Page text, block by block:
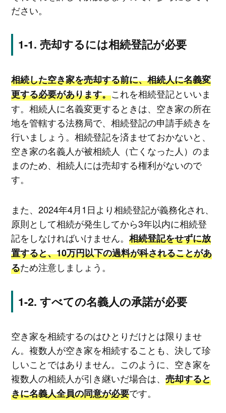
ださい。
売却するには相続登記が必要
相続した空き家を売却する前に、相続人に名義変
更する必要があります。これを相続登記といいま
す。相続人に名義変更するときは、空き家の所在
地を管轄する法務局で、相続登記の申請手続きを
行いましょう。相続登記を済ませておかないと、
空き家の名義人が被相続人（亡くなった人）のま
まのため、相続人には売却する権利がないので
す。
また、2024年4月1日より相続登記が義務化され、
原則として相続が発生してから3年以内に相続登
記をしなければいけません。 相続登記をせずに放
置すると、10万円以下の過料が科されることがあ
るため注意しましょう。
すべての名義人の承諾が必要
空き家を相続するのはひとりだけとは限りませ
ん。複数人が空き家を相続することも、決して珍
しいことではありません。このように、空き家を
複数人の相続人が引き継いだ場合は、 売却すると
きに名義人全員の同意が必要です。